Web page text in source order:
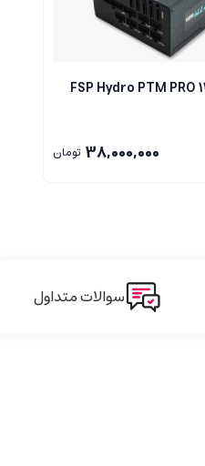
38,000,000 تومان
سوالات متداول